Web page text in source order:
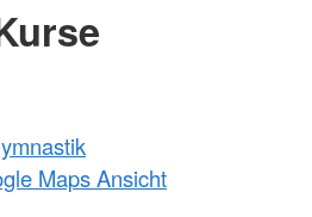
Maps Ansicht